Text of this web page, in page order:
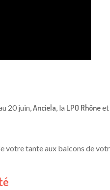
20 juin,Anciela, la LPO Rhôneet
votre tante aux balcons de